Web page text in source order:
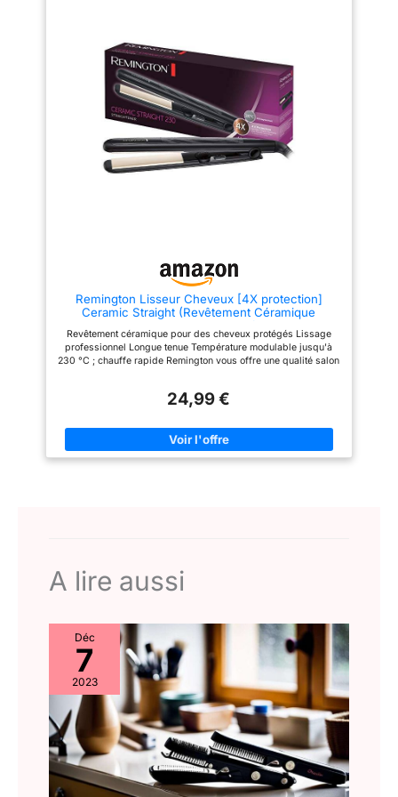
enrouler le câble autour de
l'appareil Essuyez toutes les
surfaces avec un chiffon
humide. N'utilisez pas de
produits de nettoyage ou de
solvants agressifs ou abrasifs
Dimensions de la plaque : 11 x 3
cm
Chaque Besoin – Doté de 5
niveaux de température, de
150°C à 230°C, le lisseur
vapeur Titanium s’adapte à tous
les types de cheveux. L’écran
digital permet un réglage précis
et rapide de la chaleur pour une
coiffure réussie ! Peigne Latéral
Amovible Intégré – Le peigne
au Service de Vos Cheveux -
de coiffure innovants,
performants et accessibles.
type de cheveu grâce à des
outils pensés pour allier style,
technologie et soin au quotidien.
Remington Lisseur Cheveux [4X protection]
Ceramic Straight (Revêtement Céramique
homogène & Brillance) Fer à Lisser S3500
Revêtement céramique pour des cheveux protégés Lissage
professionnel Longue tenue Température modulable jusqu'à
230 °C ; chauffe rapide Remington vous offre une qualité salon
24,99 €
A lire aussi
Déc
7
2023